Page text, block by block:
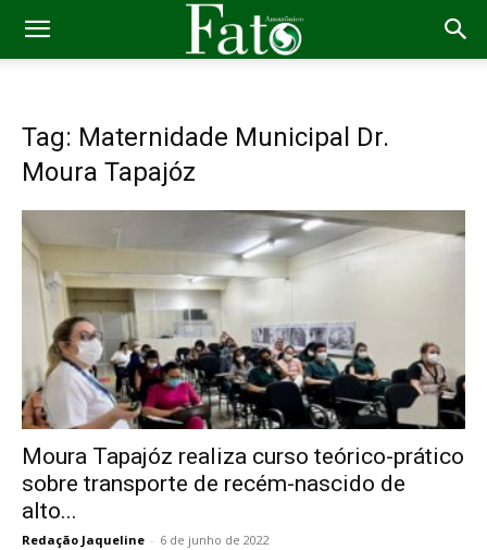
Tag: Maternidade Municipal Dr.
Moura Tapajóz
Moura Tapajóz realiza curso teórico-prático
sobre transporte de recém-nascido de
alto...
Redação Jaqueline - 6 de junho de 2022